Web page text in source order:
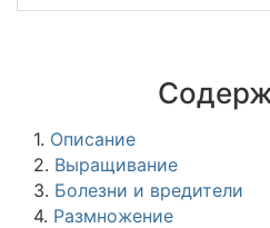
1. Описание
2. Выращивание
3. Болезни и вредители
4. Размножение